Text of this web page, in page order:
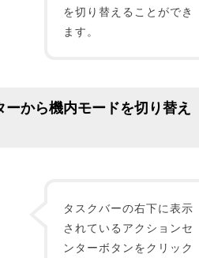
を切り替えることができ
ます。
から機内モードを切り替え
タスクバーの右下に表示
されているアクションセ
ンターボタンをクリック